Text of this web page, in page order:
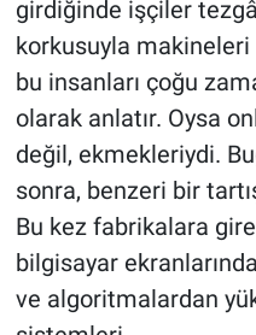
girdiğinde işçiler
korkusuyla makineleri
bu insanları çoğu
olarak anlatır. Oysa
değil, ekmekleriydi.
sonra, benzeri bir
Bu kez fabrikalara
bilgisayar
ve algoritmalardan
Astroloji-Rüya